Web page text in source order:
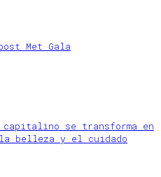
Met Gala
se transforma en
belleza y el cuidado